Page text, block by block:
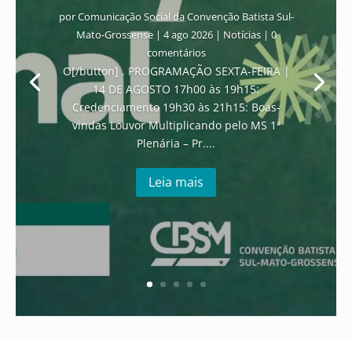
porComunicação Social da Convenção Batista Sul-
Mato-Grossense| 4 ago 2026| Notícias| 0
comentários
O[/button] . PROGRAMAÇÃO SEXTA-FEIRA |
14 DE AGOSTO 17h00 às 19h15:
Credenciamento 19h30 às 21h15: Boas-
vindas Louvor Multiplicando pelo MS 1ª
Plenária – Pr....
Leia mais